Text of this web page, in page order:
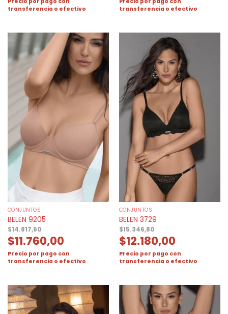
transferencia o efectivo
transferencia o efectivo
CONJUNTOS
BELEN 9205
$14.817,60
$11.760,00
Precio por pago con
transferencia o efectivo
CONJUNTOS
BELEN 3729
$15.346,80
$12.180,00
Precio por pago con
transferencia o efectivo